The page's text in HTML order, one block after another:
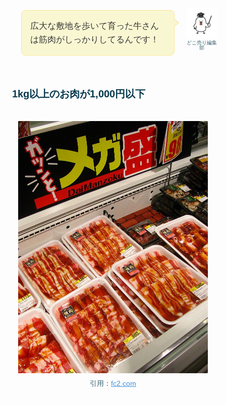
どこ売り編集
部
広大な敷地を歩いて育った牛さん
は筋肉がしっかりしてるんです！
1kg以上のお肉が1,000円以下
引用： fc2.com